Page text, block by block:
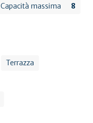
Capacità massima 8
Terrazza